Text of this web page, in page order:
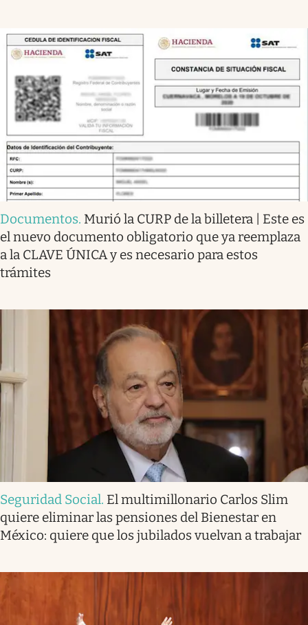
Documentos. Murió la CURP de la billetera | Este es
el nuevo documento obligatorio que ya reemplaza
a la CLAVE ÚNICA y es necesario para estos
trámites
Seguridad Social. El multimillonario Carlos Slim
quiere eliminar las pensiones del Bienestar en
México: quiere que los jubilados vuelvan a trabajar